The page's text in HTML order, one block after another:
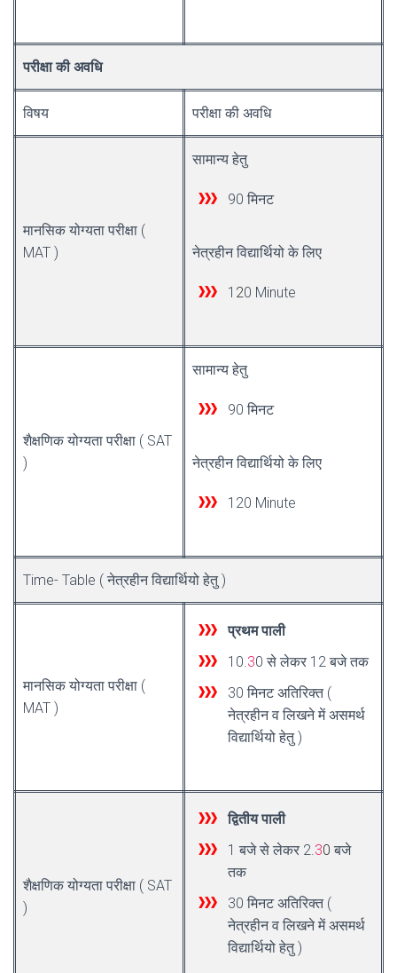
परीक्षा की अवधि
विषय परीक्षा की अवधि
मानसिक योग्यता परीक्षा (
MAT )
सामान्य हेतु
90 मिनट
नेत्रहीन विद्यार्थियो के लिए
1 20 Minute
शैक्षणिक योग्यता परीक्षा ( SAT
)
सामान्य हेतु
90 मिनट
नेत्रहीन विद्यार्थियो के लिए
120 Minute
Time- Table ( नेत्रहीन विद्यार्थियो हेतु )
मानसिक योग्यता परीक्षा (
MAT )
प्रथम पाली
10.30 से लेकर 12 बजे तक
30 मिनट अतिरिक्त (
नेत्रहीन व लिखने में असमर्थ
विद्यार्थियो हेतु )
शैक्षणिक योग्यता परीक्षा ( SAT
)
द्वितीय पाली
1 बजे से लेकर 2.30 बजे
तक
30 मिनट अतिरिक्त (
नेत्रहीन व लिखने में असमर्थ
विद्यार्थियो हेतु )